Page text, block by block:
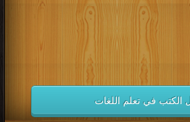
كتب 1988
كتب 1987
كتب 1984
كتب 1983
كتب 1980
كتب 1979
كتب 1976
كتب 1975
كتب 1972
كتب 1971الكتب في تعلم اللغات